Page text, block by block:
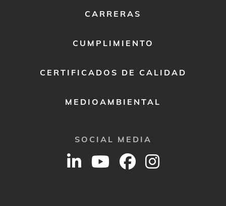
CARRERAS
CUMPLIMIENTO
CERTIFICADOS DE CALIDAD
MEDIOAMBIENTAL
SOCIAL MEDIA